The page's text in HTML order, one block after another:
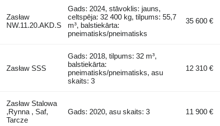
Zasław
NW.11.20.AKD.S
Gads: 2024, stāvoklis: jauns,
celtspēja: 32 400 kg, tilpums: 55,7
m³, balstiekārta:
pneimatisks/pneimatisks
35 600 €
Zasław SSS
Gads: 2018, tilpums: 32 m³,
balstiekārta:
pneimatisks/pneimatisks, asu
skaits: 3
12 310 €
Zasław Stalowa
,Rynna , Saf,
Tarcze
Gads: 2020, asu skaits: 3 11 900 €